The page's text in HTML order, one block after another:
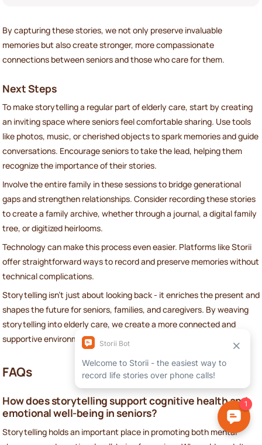
By capturing these stories, we not only preserve invaluable
memories but also create stronger, more compassionate
connections between seniors and those who care for them.
Next Steps
To make storytelling a regular part of elderly care, start by creating
an inviting space where seniors feel comfortable sharing. Use tools
like photos, music, or cherished objects to spark memories and guide
conversations. Encourage seniors to take the lead, helping them
recognize the importance of their stories.
Involve the entire family in these sessions to bridge generational
gaps and strengthen relationships. Consider recording these stories
to create a family archive, whether through a journal, a digital family
tree, or digitized heirlooms.
Technology can make this process even easier. Platforms like Storii
offer straightforward ways to record and preserve memories without
technical complications.
Storytelling isn’t just about looking back - it enriches the present and
shapes the future for seniors, families, and caregivers. By weaving
storytelling into elderly care, we create a more connected and
supportive environment for everyone involved.
FAQs
How does storytelling support cognitive health and
emotional well-being in seniors?
Storytelling holds an important place in promoting both mental